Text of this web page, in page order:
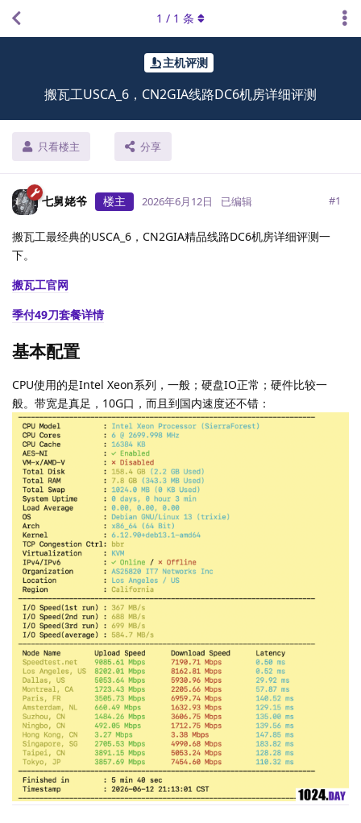
主机评测
搬瓦工USCA_6，CN2GIA线路DC6机房详细评测
只看楼主 分享
1 / 1 条
七舅姥爷 楼主 2026年6月12日 已编辑 #1
搬瓦工最经典的USCA_6，CN2GIA精品线路DC6机房详细评测一
下。
搬瓦工官网
季付49刀套餐详情
基本配置
CPU使用的是Intel Xeon系列，一般；硬盘IO正常；硬件比较一
般。带宽是真足，10G口，而且到国内速度还不错：